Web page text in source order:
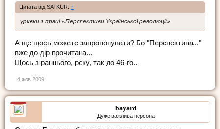
Цитата від SATKUR: ↑
уривки з праці «Перспективи Української революції»
А ще щось можете запропонувати? Бо "Перспектива..."
вже до дір прочитана...
Щось з раннього, року, так до 46-го...
4 жов 2009
bayard
Дуже важлива персона